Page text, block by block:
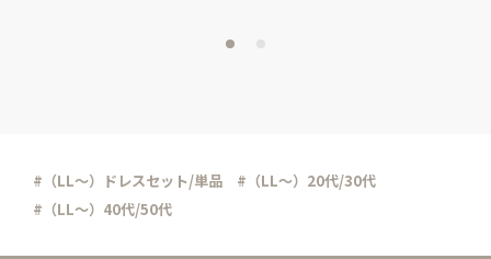
#（LL～）ドレスセット/単品
#（LL～）20代/30代
#（LL～）40代/50代